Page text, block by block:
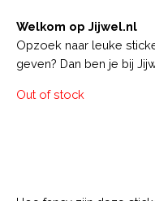
Welkom op Jijwel.nl
Opzoek naar leuke
geven? Dan ben je bij
Out of stock